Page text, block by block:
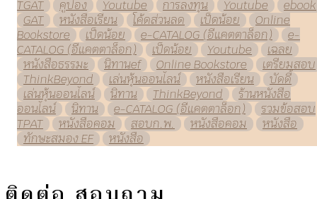
TGAT
คูปอง Youtube การลงทุน Youtube
ebook
GAT
หนังสือเรียน โค้ดส่วนลด เป็ดน้อย
Online
Bookstore
เป็ดน้อย e-CATALOG (อีแคตตาล็อก)
e-
CATALOG (อีแคตตาล็อก)
เป็ดน้อย Youtube
เฉลย
หนังสือธรรมะ
นิทานef Online Bookstore
เตรียมสอบ
ThinkBeyond
เล่นหุ้นออนไลน์ หนังสือเรียน
บัดดี้
เล่นหุ้นออนไลน์
นิทาน ThinkBeyond
ร้านหนังสือ
ออนไลน์
นิทาน e-CATALOG (อีแคตตาล็อก)
รวมข้อสอบ
TPAT
หนังสือคอม สอบก.พ. หนังสือคอม
หนังสือ
ทักษะสมอง EF
หนังสือ
ติดต่อ สอบถาม